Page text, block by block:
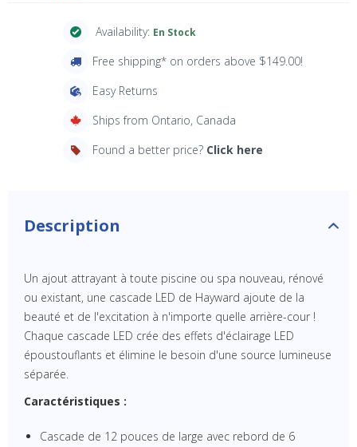
Availability: En Stock
Free shipping* on orders above $149.00!
Easy Returns
Ships from Ontario, Canada
Found a better price? Click here
Description
Un ajout attrayant à toute piscine ou spa nouveau, rénové
ou existant, une cascade LED de Hayward ajoute de la
beauté et de l'excitation à n'importe quelle arrière-cour !
Chaque cascade LED crée des effets d'éclairage LED
époustouflants et élimine le besoin d'une source lumineuse
séparée.
Caractéristiques :
Cascade de 12 pouces de large avec rebord de 6